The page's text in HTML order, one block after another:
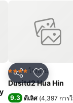
รโปรด
แชร์ เพิ่มในรา
4 ดาว โรงแรม
Dusitd2 Hua Hin
9.3 ดีเลิศ (4,397 การ